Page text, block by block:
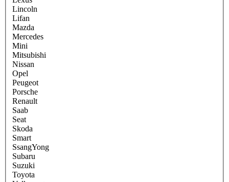
Lincoln
Lifan
Mazda
Mercedes
Mini
Mitsubishi
Nissan
Opel
Peugeot
Porsche
Renault
Saab
Seat
Skoda
Smart
SsangYong
Subaru
Suzuki
Toyota